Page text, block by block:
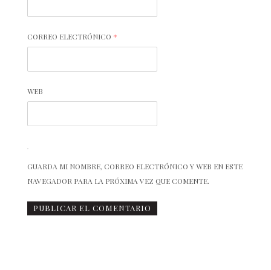
CORREO ELECTRÓNICO *
WEB
GUARDA MI NOMBRE, CORREO ELECTRÓNICO Y WEB EN ESTE
NAVEGADOR PARA LA PRÓXIMA VEZ QUE COMENTE.